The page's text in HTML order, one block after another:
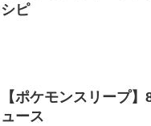
シピ
【ポケモンスリープ
ュース